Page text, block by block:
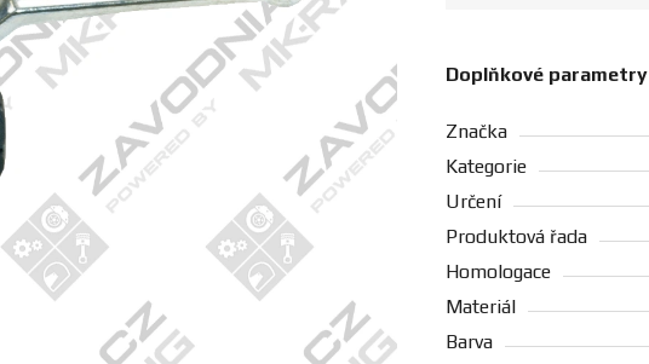
Doplňkové parametry
Značka
Kategorie
Určení
Produktová řada
Homologace
Materiál
Barva